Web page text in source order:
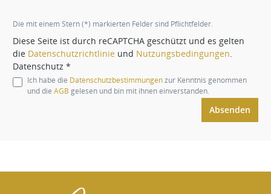
Die mit einem Stern (*) markierten Felder sind Pflichtfelder.
Diese Seite ist durch reCAPTCHA geschützt und es gelten
die Datenschutzrichtlinie und Nutzungsbedingungen.
Datenschutz *
Ich habe die Datenschutzbestimmungenzur Kenntnis genommen
und die AGB gelesen und bin mit ihnen einverstanden.
Absenden